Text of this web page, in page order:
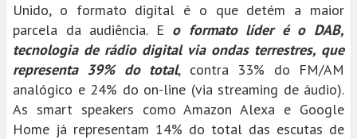
Unido, o formato digital é o que detém a maior
parcela da audiência. E o formato líder é o DAB,
tecnologia de rádio digital via ondas terrestres, que
representa 39% do total, contra 33% do FM/AM
analógico e 24% do on-line (via streaming de áudio).
As smart speakers como Amazon Alexa e Google
Home já representam 14% do total das escutas de